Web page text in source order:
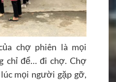
chợ phiên là mọi
chỉ để… đi chợ. Chợ
mọi người gặp gỡ,